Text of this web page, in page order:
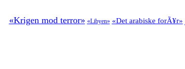
«Krigen mod terror» «Libyen» «Det arabiske forÃ¥r»